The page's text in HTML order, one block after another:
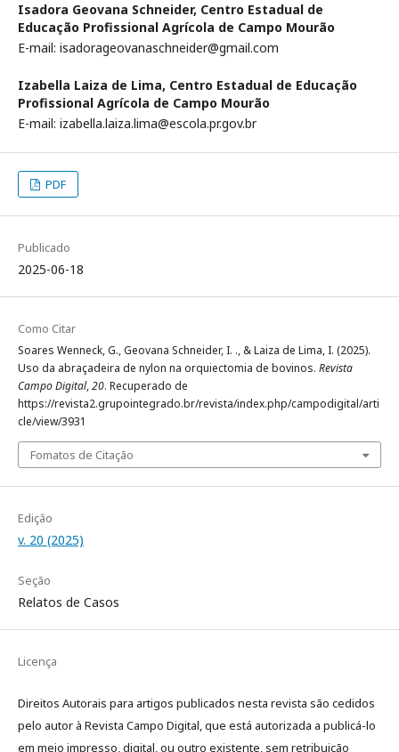
Isadora Geovana Schneider, Centro Estadual de
Educação Profissional Agrícola de Campo Mourão
E-mail: isadorageovanaschneider@gmail.com
Izabella Laiza de Lima, Centro Estadual de Educação
Profissional Agrícola de Campo Mourão
E-mail: izabella.laiza.lima@escola.pr.gov.br
PDF
Publicado
2025-06-18
Como Citar
Soares Wenneck, G., Geovana Schneider, I. ., & Laiza de Lima, I. (2025).
Uso da abraçadeira de nylon na orquiectomia de bovinos. Revista
Campo Digital,20. Recuperado de
https://revista2.grupointegrado.br/revista/index.php/campodigital/arti
cle/view/3931
Fomatos de Citação
Edição
v. 20 (2025)
Seção
Relatos de Casos
Licença
Direitos Autorais para artigos publicados nesta revista são cedidos
pelo autor à Revista Campo Digital, que está autorizada a publicá-lo
em meio impresso, digital, ou outro existente, sem retribuição